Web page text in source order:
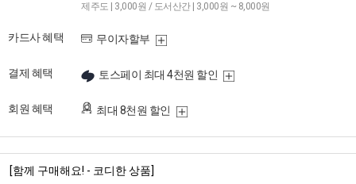
제주도 | 3,000원 / 도서산간 | 3,000원 ~ 8,000원
카드사 혜택 무이자할부
결제 혜택 토스페이 최대 4천원 할인
회원 혜택 최대 8천원 할인
[함께 구매해요! - 코디한 상품]